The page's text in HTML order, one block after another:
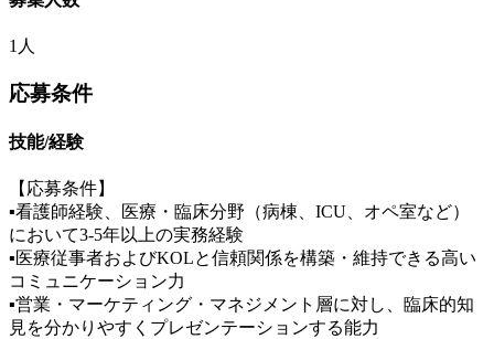
1人
応募条件
技能/経験
【応募条件】
▪看護師経験、医療・臨床分野（病棟、ICU、オペ室など）
において3-5年以上の実務経験
▪医療従事者およびKOLと信頼関係を構築・維持できる高い
コミュニケーション力
▪営業・マーケティング・マネジメント層に対し、臨床的知
見を分かりやすくプレゼンテーションする能力